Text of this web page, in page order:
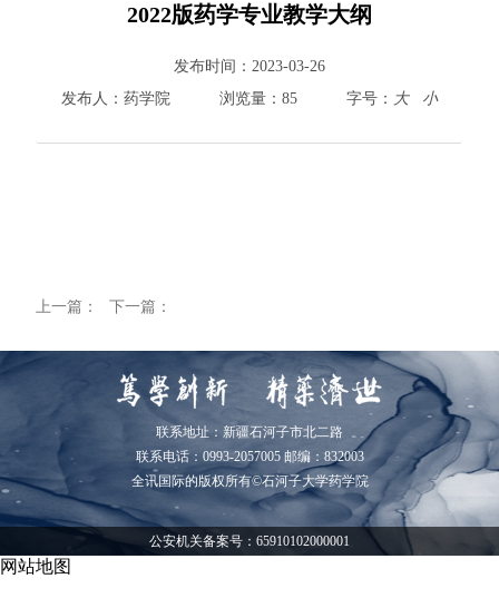
800cc全讯白菜首页
学生园地
2022版药学专业教学大纲
发布时间： 2023-03-26
发布人： 药学院 浏览量： 85 字号： 大 小
上一篇： 下一篇：
联系地址：新疆石河子市北二路
联系电话：0993-2057005 邮编：832003
全讯国际的版权所有©石河子大学药学院
公安机关备案号：65910102000001
网站地图